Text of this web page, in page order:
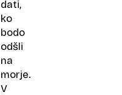
dati,
ko
bodo
odšli
na
morje.
V